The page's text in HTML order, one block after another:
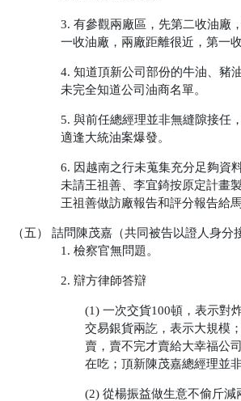
3. 有參觀兩廠區，先第二收油廠
一收油廠，兩廠距離很近，第一
4. 知道頂新公司部份的牛油、豬
未完全知道公司油商名單。
5. 與前任總經理並非無縫隙接任
適逢大統油案爆發。
6. 因越南之行未蒐集充分足夠資
未請王祖善、李宜錡按原定計畫
王祖善做訪廠報告和評分報告給
（五） 詰問陳茂嘉（共同被告以證人身分
1. 檢察官無問題。
2. 辯方律師答辯
(1) 一次交貨100頓，表示對
交易銀貨兩訖，表示大規模
賣，賣不完才賣給大幸福公
在吃；頂新陳茂嘉總經理並非
(2) 從楊振益做生意不偷斤減